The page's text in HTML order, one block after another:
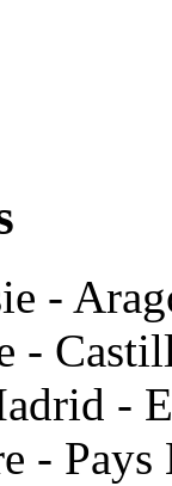
-
-
-
- Pays